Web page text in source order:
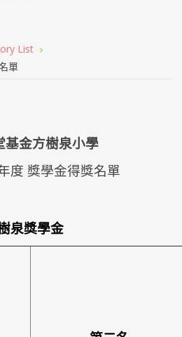
List
單
基金方樹泉小學
度 獎學金得獎名單
泉獎學金